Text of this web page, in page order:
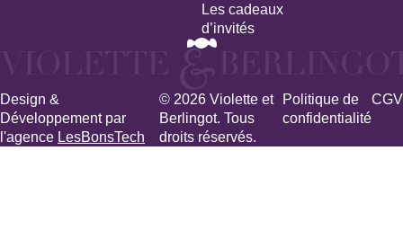
Les cadeaux
d’invités
Design &
Développement par
l'agence LesBonsTech
© 2026 Violette et
Berlingot. Tous
droits réservés.
Politique de
confidentialité
CGV